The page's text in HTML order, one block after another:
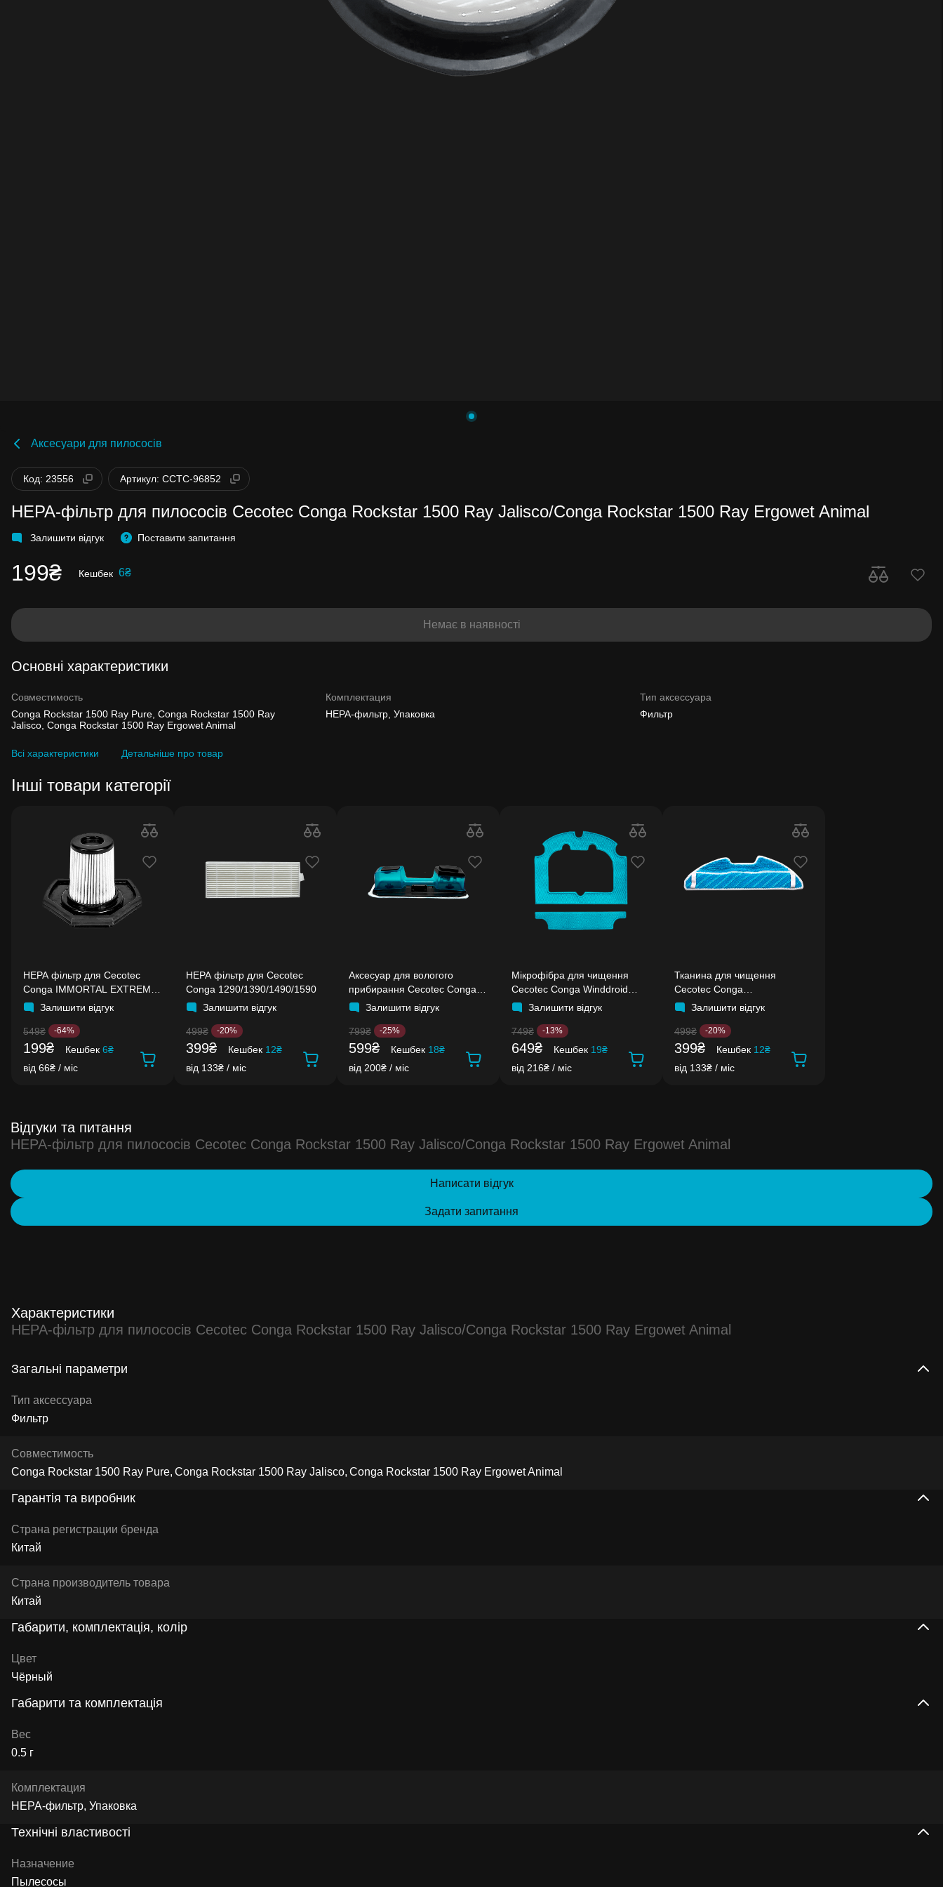
Аксесуари для пилососів
Код: 23556 Артикул: CCTC-96852
HEPA-фільтр для пилососів Cecotec Conga Rockstar 1500 Ray Jalisco/Conga Rockstar 1500 Ray Ergowet Animal
Залишити відгук Поставити запитання
199₴ Кешбек 6₴
Бонуси стають активними через 14 днів
після покупки.
Баланс можна перевірити у особистому
кабінеті в розділі «Мої бонуси».
Накопиченими бонусами можна сплатити до
99% вартості наступної покупки:
Немає в наявності
Основні характеристики
Совместимость
Conga Rockstar 1500 Ray Pure, Conga Rockstar 1500 Ray
Jalisco, Conga Rockstar 1500 Ray Ergowet Animal
Комплектация
HEPA-фильтр, Упаковка
Тип аксессуара
Фильтр
Всі характеристики Детальніше про товар
Інші товари категорії
HEPA фільтр для Cecotec
Conga IMMORTAL EXTREME
40'7V H2O
Залишити відгук
549₴ -64%
199₴ Кешбек 6₴
від 66₴ / міс
HEPA фільтр для Cecotec
Conga 1290/1390/1490/1590
Залишити відгук
499₴ -20%
399₴ Кешбек 12₴
від 133₴ / міс
Аксесуар для вологого
прибирання Cecotec Conga
Rockstar
Залишити відгук
799₴ -25%
599₴ Кешбек 18₴
від 200₴ / міс
Мікрофібра для чищення
Cecotec Conga Winddroid
970/980Залишити відгук
749₴ -13%
649₴ Кешбек 19₴
від 216₴ / міс
Тканина для чищення
Cecotec Conga
1290/1390/1490/1590
Залишити відгук
499₴ -20%
399₴ Кешбек 12₴
від 133₴ / міс
Відгуки та питання
HEPA-фільтр для пилососів Cecotec Conga Rockstar 1500 Ray Jalisco/Conga Rockstar 1500 Ray Ergowet Animal
Написати відгук
Задати запитання
Характеристики
HEPA-фільтр для пилососів Cecotec Conga Rockstar 1500 Ray Jalisco/Conga Rockstar 1500 Ray Ergowet Animal
Загальні параметри
Тип аксессуара
Фильтр
Совместимость
Conga Rockstar 1500 Ray Pure Conga Rockstar 1500 Ray Jalisco Conga Rockstar 1500 Ray Ergowet Animal
Гарантія та виробник
Страна регистрации бренда
Китай
Страна производитель товара
Китай
Габарити, комплектація, колір
Цвет
Чёрный
Габарити та комплектація
Вес
0.5 г
Комплектация
HEPA-фильтр, Упаковка
Технічні властивості
Назначение
Пылесосы